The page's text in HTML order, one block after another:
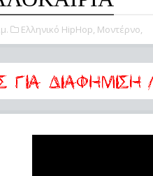
Ελληνικό HipHop, Μοντέρνο,